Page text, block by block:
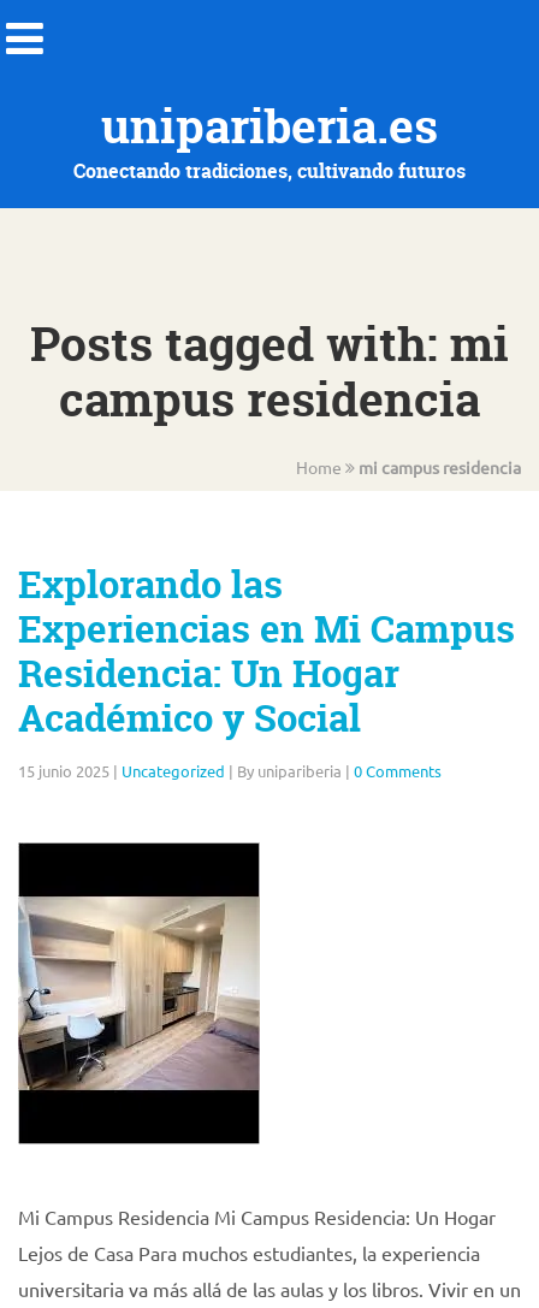
unipariberia.es
Conectando tradiciones, cultivando futuros
Posts tagged with: mi
campus residencia
Home mi campus residencia
Explorando las
Experiencias en Mi Campus
Residencia: Un Hogar
Académico y Social
15 junio 2025 | Uncategorized | By unipariberia | 0 Comments
Mi Campus Residencia Mi Campus Residencia: Un Hogar
Lejos de Casa Para muchos estudiantes, la experiencia
universitaria va más allá de las aulas y los libros. Vivir en un